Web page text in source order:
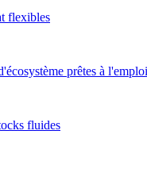
flexibles
prêtes à
fluides